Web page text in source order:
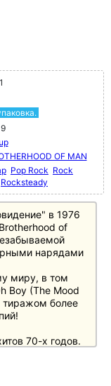
OF MAN
Pop Rock Rock
Rocksteady
в 1976
of
нарядами
миру, в том
Boy (The Mood
тиражом более
70-х годов.
I Will Survive,
другие..